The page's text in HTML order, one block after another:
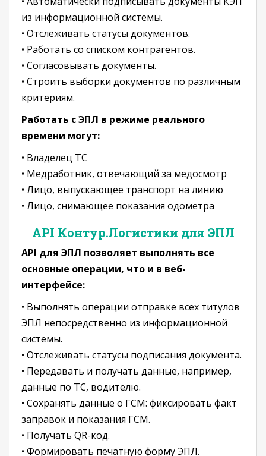
из информационной системы.
• Отслеживать статусы документов.
• Работать со списком контрагентов.
• Согласовывать документы.
• Строить выборки документов по различным
критериям.
Работать с ЭПЛ в режиме реального
времени могут:
• Владелец ТС
• Медработник, отвечающий за медосмотр
• Лицо, выпускающее транспорт на линию
• Лицо, снимающее показания одометра
API Контур.Логистики для ЭПЛ
API для ЭПЛ позволяет выполнять все
основные операции, что и в веб-
интерфейсе:
• Выполнять операции отправке всех титулов
ЭПЛ непосредственно из информационной
системы.
• Отслеживать статусы подписания документа.
• Передавать и получать данные, например,
данные по ТС, водителю.
• Сохранять данные о ГСМ: фиксировать факт
заправок и показания ГСМ.
• Получать QR-код.
• Формировать печатную форму ЭПЛ.